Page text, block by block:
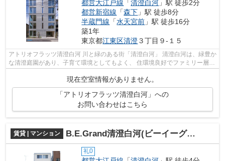
都営大江戸線 「清澄白河 」駅 徒歩2分
都営新宿線 「森下 」駅 徒歩8分
半蔵門線 「水天宮前 」駅 徒歩16分
築1年
東京都江東区清澄３丁目９-１５
アトリオフラッツ清澄白河 川と緑のある街「清澄白河」 清澄白河は、緑豊か
な清澄庭園があり、子育て環境としてもよく、 住環境良好でファミリー層や
現在空室情報がありません。
「アトリオフラッツ清澄白河」への
お問い合わせはこちら
賃貸 | マンション B.E.Grand清澄白河(ビーイーグランド清澄白河)
礼0